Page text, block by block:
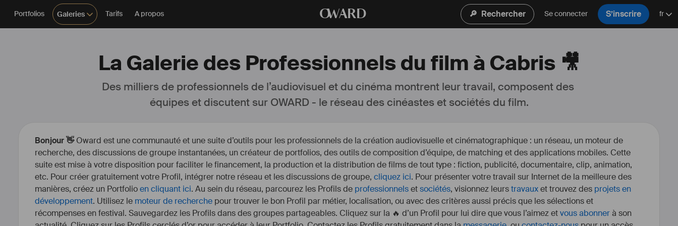
Portfolios Galeries Tarifs A propos OWARD 🔎 Rechercher Se connecter S’inscrire fr
La Galerie des Professionnels du film à Cabris 🎥
Des milliers de professionnels de l’audiovisuel et du cinéma montrent leur travail, composent des
équipes et discutent sur OWARD - le réseau des cinéastes et sociétés du film.
Bonjour 👋Oward est une communauté et une suite d’outils pour les professionnels de la création audiovisuelle et cinématographique : un réseau, un moteur de
recherche, des discussions de groupe instantanées, un créateur de portfolios, des outils de composition d’équipe, de matching et des applications mobiles. Cette
suite est mise à votre disposition pour faciliter le financement, la production et la distribution de films de tout type : fiction, publicité, documentaire, clip, animation,
etc. Pour créer gratuitement votre Profil, intégrer notre réseau et les discussions de groupe, cliquez ici. Pour présenter votre travail sur Internet de la meilleure des
manières, créez un Portfolioen cliquant ici. Au sein du réseau, parcourez les Profils de professionnelsetsociétés, visionnez leurstravauxet trouvez des projets en
développement. Utilisez le moteur de recherche pour trouver le bon Profil par métier, localisation, ou avec des critères aussi précis que les sélections et
récompenses en festival. Sauvegardez les Profils dans des groupes partageables. Cliquez sur la 🔥 d’un Profil pour lui dire que vous l’aimez etvous abonnerà son